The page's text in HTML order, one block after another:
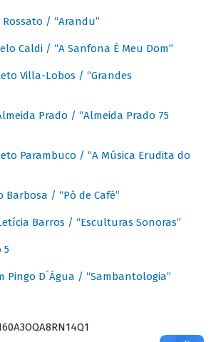
Rossato / “Arandu”
Caldi / “A Sanfona É Meu Dom”
Villa-Lobos / “Grandes
Prado / “Almeida Prado 75
Parambuco / “A Música Erudita do
Barbosa / “Pó de Café”
Barros / “Esculturas Sonoras”
5
Pingo D´Água / “Sambantologia”